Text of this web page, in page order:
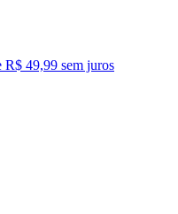
R$ 49,99 sem juros